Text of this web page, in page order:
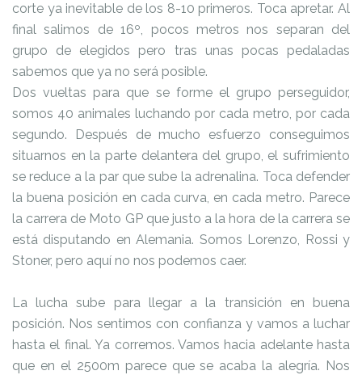
corte ya inevitable de los 8-10 primeros. Toca apretar. Al
final salimos de 16º, pocos metros nos separan del
grupo de elegidos pero tras unas pocas pedaladas
sabemos que ya no será posible.
Dos vueltas para que se forme el grupo perseguidor,
somos 40 animales luchando por cada metro, por cada
segundo. Después de mucho esfuerzo conseguimos
situarnos en la parte delantera del grupo, el sufrimiento
se reduce a la par que sube la adrenalina. Toca defender
la buena posición en cada curva, en cada metro. Parece
la carrera de Moto GP que justo a la hora de la carrera se
está disputando en Alemania. Somos Lorenzo, Rossi y
Stoner, pero aquí no nos podemos caer.
La lucha sube para llegar a la transición en buena
posición. Nos sentimos con confianza y vamos a luchar
hasta el final. Ya corremos. Vamos hacia adelante hasta
que en el 2500m parece que se acaba la alegría. Nos